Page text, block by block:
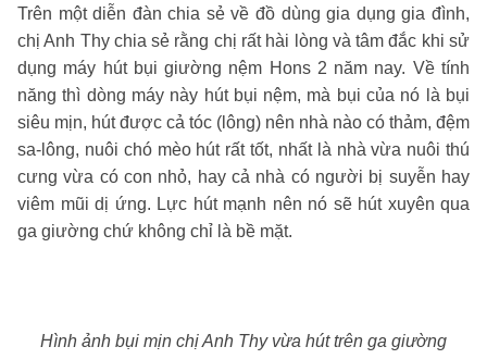
Trên một diễn đàn chia sẻ về đồ dùng gia dụng gia đình,
chị Anh Thy chia sẻ rằng chị rất hài lòng và tâm đắc khi sử
dụng máy hút bụi giường nệm Hons 2 năm nay. Về tính
năng thì dòng máy này hút bụi nệm, mà bụi của nó là bụi
siêu mịn, hút được cả tóc (lông) nên nhà nào có thảm, đệm
sa-lông, nuôi chó mèo hút rất tốt, nhất là nhà vừa nuôi thú
cưng vừa có con nhỏ, hay cả nhà có người bị suyễn hay
viêm mũi dị ứng. Lực hút mạnh nên nó sẽ hút xuyên qua
ga giường chứ không chỉ là bề mặt.
Hình ảnh bụi mịn chị Anh Thy vừa hút trên ga giường